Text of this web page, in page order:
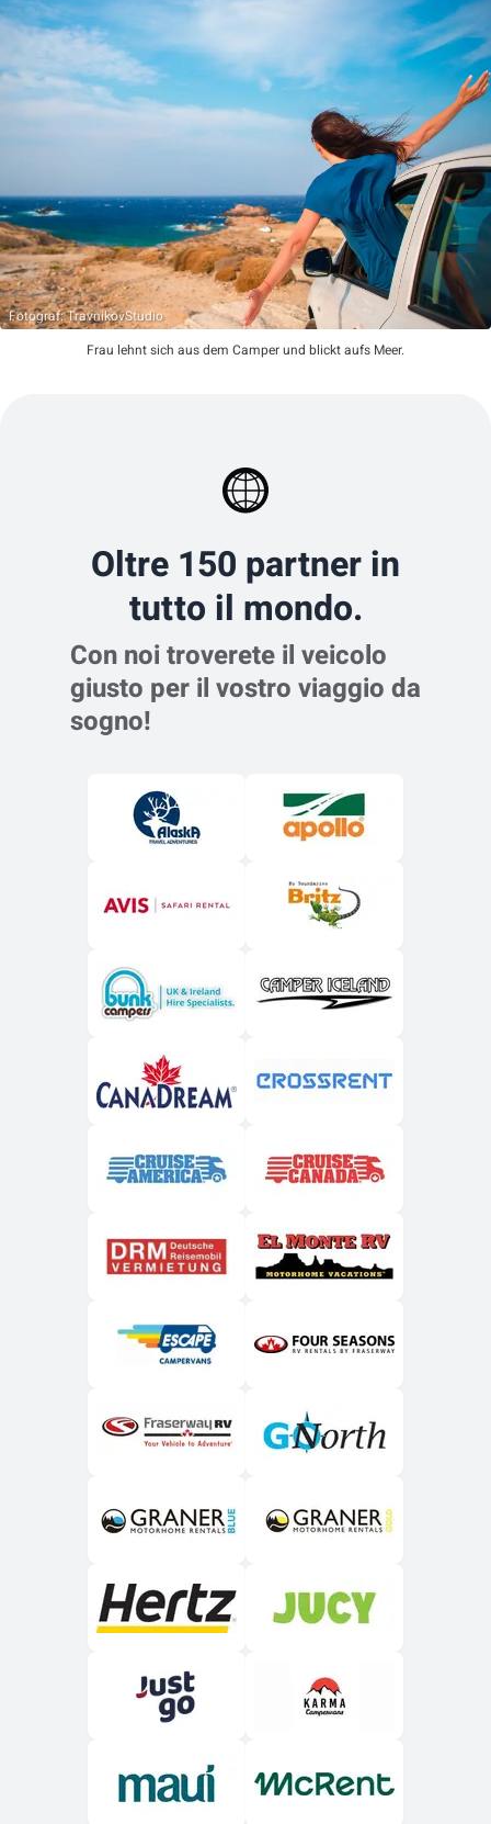
Fotograf: TravnikovStudio
Frau lehnt sich aus dem Camper und blickt aufs Meer.
Oltre 150 partner in
tutto il mondo.
Con noi troverete il veicolo
giusto per il vostro viaggio da
sogno!